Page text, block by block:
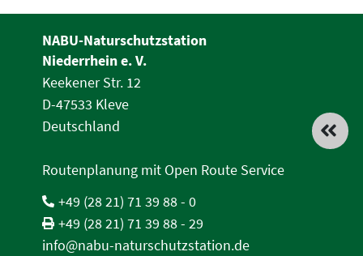
NABU-Naturschutzstation
Niederrhein e. V.
Keekener Str. 12
D-47533 Kleve
Deutschland
Routenplanung mit Open Route Service
+49 (28 21) 71 39 88 - 0
+49 (28 21) 71 39 88 - 29
info@nabu-naturschutzstation.de